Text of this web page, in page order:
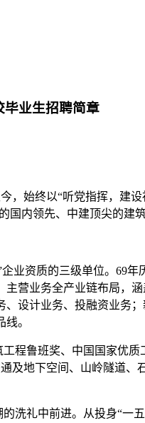
毕业生招聘简章
，始终以“听党指挥，建
国内领先、中建顶尖的建
业资质的三级单位。69
营业务全产业链布局，
设计业务、投融资业务
。
程鲁班奖、中国国家优
及地下空间、山岭隧道、
礼中前进。从投身“一